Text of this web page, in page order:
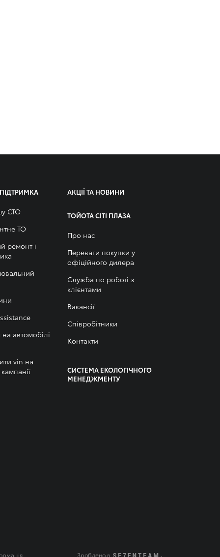
ПІДТРИМКА
СТО
ТО
ремонт і
на автомобілі
vin на
АКЦІЇ ТА НОВИНИ
ТОЙОТА СІТІ ПЛАЗА
Про нас
Переваги покупки у
офіційного дилера
Служба по роботі з
клієнтами
Вакансії
Співробітники
Контакти
СИСТЕМА ЕКОЛОГІЧНОГО
МЕНЕДЖМЕНТУ
Зроблено в